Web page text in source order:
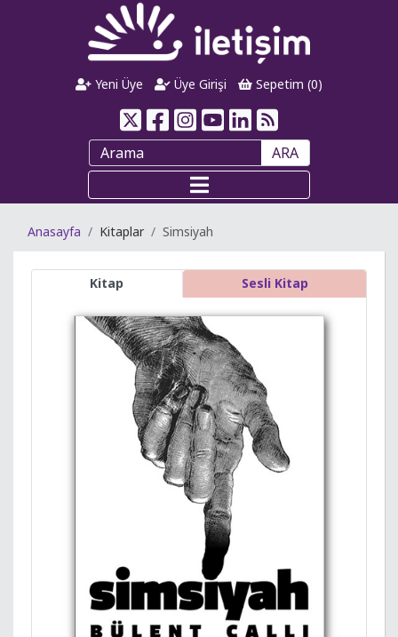
Yeni Üye Üye Girişi Sepetim (0)
ARA
Anasayfa Kitaplar Simsiyah
Kitap Sesli Kitap